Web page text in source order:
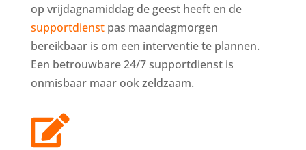
op vrijdagnamiddag de geest heeft en de
supportdienstpas maandagmorgen
bereikbaar is om een interventie te plannen.
Een betrouwbare 24/7 supportdienst is
onmisbaar maar ook zeldzaam.
